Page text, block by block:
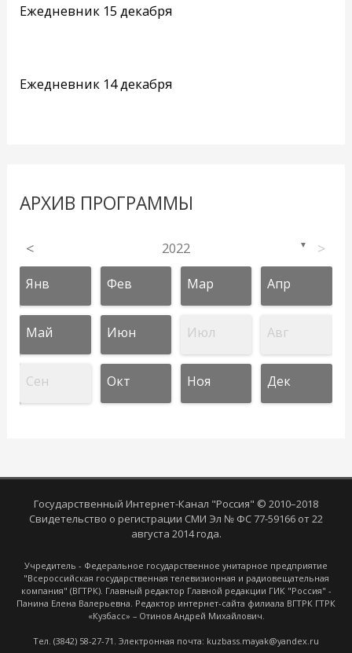
Ежедневник 15 декабря
Ежедневник 14 декабря
АРХИВ ПРОГРАММЫ
< 2022 ▼ >
Янв Фев Мар Апр
Май Июн Июл Авг
Сен Окт Ноя Дек
Государственный Интернет-Канал "Россия" © 2010–2018
Свидетельство о регистрации СМИ Эл № ФС 77-59166 от 22
августа 2014 года.
Учредитель - Федеральное государственное унитарное предприятие
"Всероссийская государственная телевизионная и радиовещательная
компания" (ВГТРК). Главный редактор Главной редакции ГИК "Россия" -
Панина Елена Валерьевна. Редактор интернет-сайта филиала ВГТРК ГТРК
«Кузбасс» – Отинов Андрей Михайлович.
Тел. (3842) 58-27-71. Электронная почта: kuzbass.mayak@yandex.ru